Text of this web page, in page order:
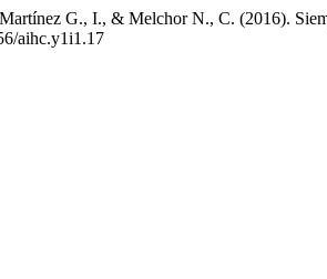
G., I., & Melchor N., C. (2016).
aihc.y1i1.17